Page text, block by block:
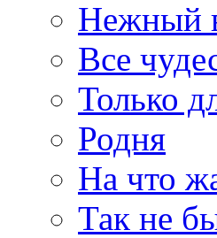
Нежный
Все
Только
Родня
На что
Так не